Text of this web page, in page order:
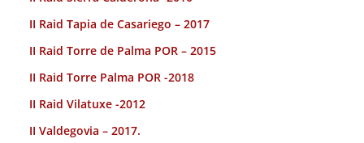
II Raid Tapia de Casariego – 2017
II Raid Torre de Palma POR – 2015
II Raid Torre Palma POR -2018
II Raid Vilatuxe -2012
II Valdegovia – 2017.